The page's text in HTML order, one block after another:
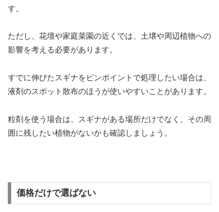
す。
ただし、花壇や家庭菜園の近くでは、土壌や周辺植物への
影響を考える必要があります。
すでに伸びたスギナをピンポイントで処理したい場合は、
液剤のスポット散布のほうが使いやすいことがあります。
粒剤を使う場合は、スギナがある場所だけでなく、その周
囲に残したい植物がないかも確認しましょう。
価格だけで選ばない